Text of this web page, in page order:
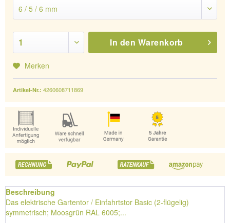
In den Warenkorb
Merken
Artikel-Nr.: 4260608711869
Beschreibung
Das elektrische Gartentor / Einfahrtstor Basic (2-flügelig)
symmetrisch; Moosgrün RAL 6005;...